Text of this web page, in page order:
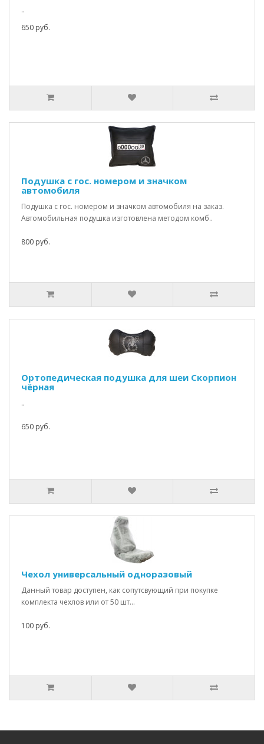
..
650 руб.
Подушка с гос. номером и значком
автомобиля
Подушка с гос. номером и значком автомобиля на заказ.
Автомобильная подушка изготовлена методом комб..
800 руб.
Ортопедическая подушка для шеи Скорпион
чёрная
..
650 руб.
Чехол универсальный одноразовый
Данный товар доступен, как сопутсвующий при покупке
комплекта чехлов или от 50 шт...
100 руб.